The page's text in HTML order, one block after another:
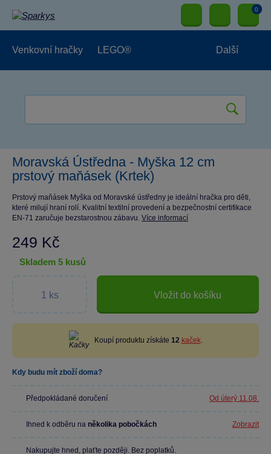
0
Venkovní hračky LEGO® Další
Moravská Ústředna - Myška 12 cm
prstový maňásek (Krtek)
Prstový maňásek Myška od Moravské ústředny je ideální hračka pro děti,
které milují hraní rolí. Kvalitní textilní provedení a bezpečnostní certifikace
EN-71 zaručuje bezstarostnou zábavu. Více informací
249 Kč
skladem 5 kusů
Vložit do košíku
Koupí produktu získáte 12 kaček.
Kdy budu mít zboží doma?
Předpokládané doručení Od úterý 11.08.
Ihned k odběru na několika pobočkách Zobrazit
Nakupujte hned, plaťte později. Bez poplatků.